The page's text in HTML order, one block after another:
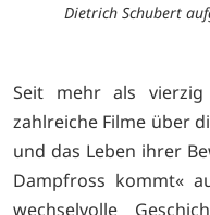
Dietrich Schubert
Seit mehr als
zahlreiche Filme über
und das Leben ihrer
Dampfross kommt«
wechselvolle